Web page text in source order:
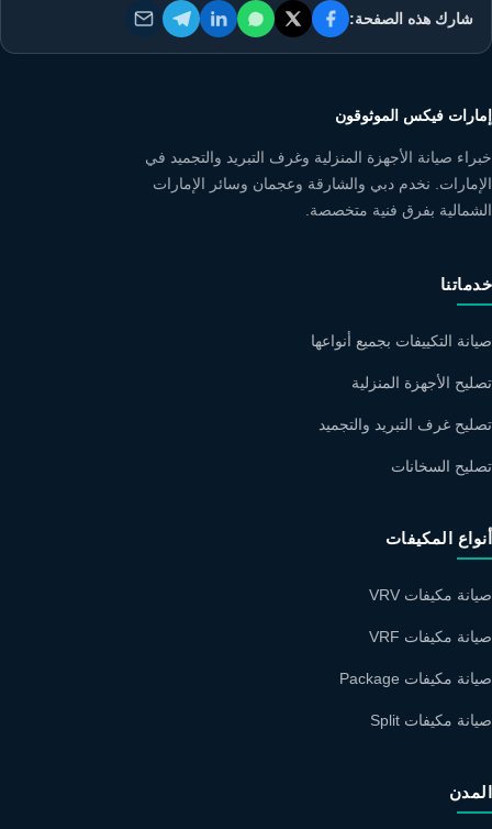
شارك هذه الصفحة:
إمارات فيكس الموثوقون
خبراء صيانة الأجهزة المنزلية وغرف التبريد والتجميد في
الإمارات. نخدم دبي والشارقة وعجمان وسائر الإمارات
الشمالية بفرق فنية متخصصة.
خدماتنا
صيانة التكييفات بجميع أنواعها
تصليح الأجهزة المنزلية
تصليح غرف التبريد والتجميد
تصليح السخانات
أنواع المكيفات
صيانة مكيفات VRV
صيانة مكيفات VRF
صيانة مكيفات Package
صيانة مكيفات Split
المدن